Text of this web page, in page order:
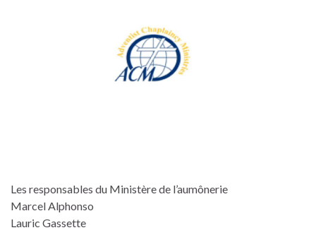
Les responsables du Ministère de l’aumônerie
Marcel Alphonso
Lauric Gassette